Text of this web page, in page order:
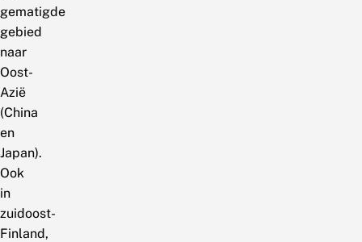
gematigde
gebied
naar
Oost-
Azië
(China
en
Japan).
Ook
in
zuidoost-
Finland,